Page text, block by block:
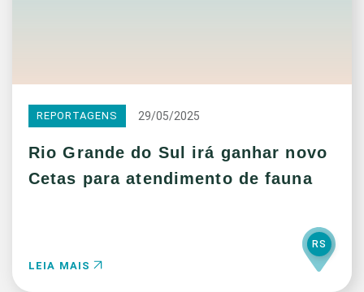
REPORTAGENS 29/05/2025
Rio Grande do Sul irá ganhar novo
Cetas para atendimento de fauna
LEIA MAIS
RS